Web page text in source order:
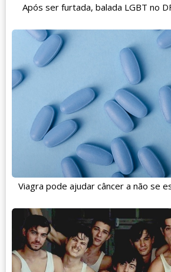
Após ser furtada, balada LGBT no
Viagra pode ajudar câncer a não se